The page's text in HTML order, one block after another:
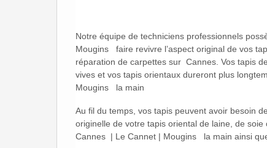
Notre équipe de techniciens professionnels
Mougins faire revivre l’aspect original de vos
réparation de carpettes sur Cannes. Vos tapis
vives et vos tapis orientaux dureront plus
Mougins la main
Au fil du temps, vos tapis peuvent avoir besoin
originelle de votre tapis oriental de laine, de
Cannes | Le Cannet | Mougins la main ainsi